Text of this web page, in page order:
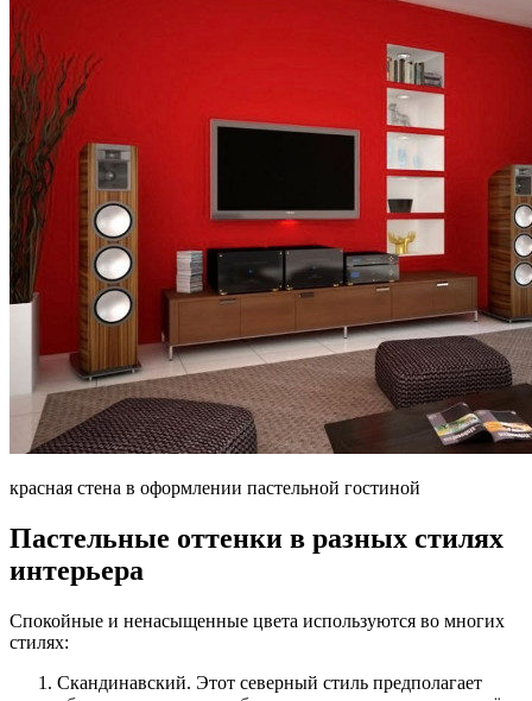
красная стена в оформлении пастельной гостиной
Пастельные оттенки в разных стилях
интерьера
Спокойные и ненасыщенные цвета используются во многих
стилях:
Скандинавский. Этот северный стиль предполагает